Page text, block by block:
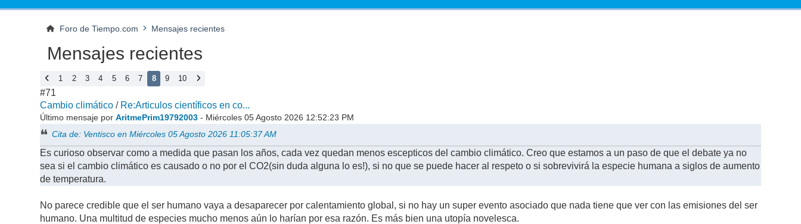
Foro de Tiempo.com Mensajes recientes
Mensajes recientes
1 2 3 4 5 6 7 8 9 10
#71
Cambio climático / Re:Articulos científicos en co...
Último mensaje porAritmePrim19792003 - Miércoles 05 Agosto 2026 12:52:23 PM
Cita de: Ventisco en Miércoles 05 Agosto 2026 11:05:37 AM
Es curioso observar como a medida que pasan los años, cada vez quedan menos escepticos del cambio climático. Creo que estamos a un paso de que el debate ya no
sea si el cambio climático es causado o no por el CO2(sin duda alguna lo es!), si no que se puede hacer al respeto o si sobrevivirá la especie humana a siglos de aumento
de temperatura.
No parece credible que el ser humano vaya a desaparecer por calentamiento global, si no hay un super evento asociado que nada tiene que ver con las emisiones del ser
humano. Una multitud de especies mucho menos aún lo harían por esa razón. Es más bien una utopía novelesca.